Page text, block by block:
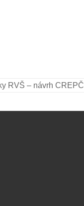
RVŠ – návrh CREPČ